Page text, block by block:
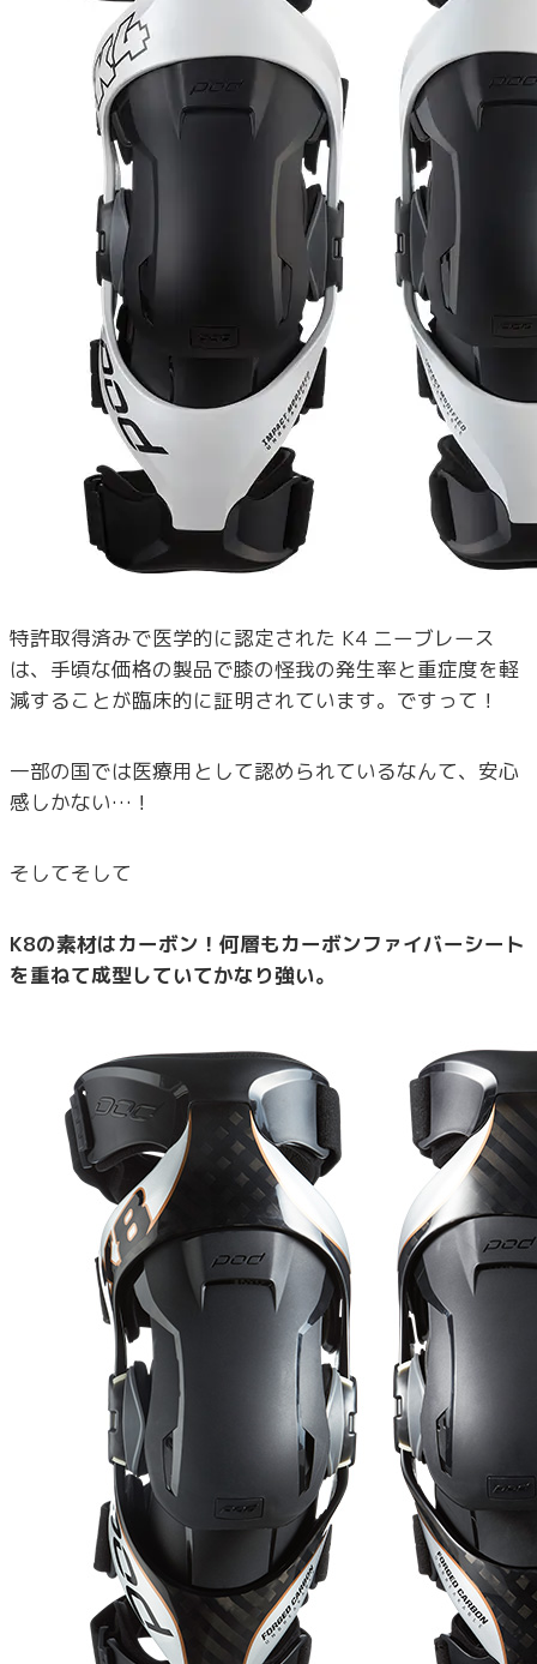
特許取得済みで医学的に認定された K4 ニーブレース
は、手頃な価格の製品で膝の怪我の発生率と重症度を軽
減することが臨床的に証明されています。ですって！
一部の国では医療用として認められているなんて、安心
感しかない…！
そしてそして
K8の素材はカーボン！何層もカーボンファイバーシート
を重ねて成型していてかなり強い。